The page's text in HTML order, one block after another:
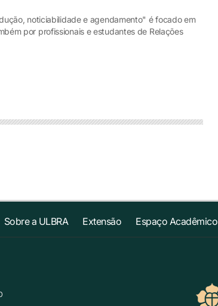
noticiabilidade e agendamento" é focado em
por profissionais e estudantes de Relações
Sobre a ULBRA Extensão Espaço Acadêmico